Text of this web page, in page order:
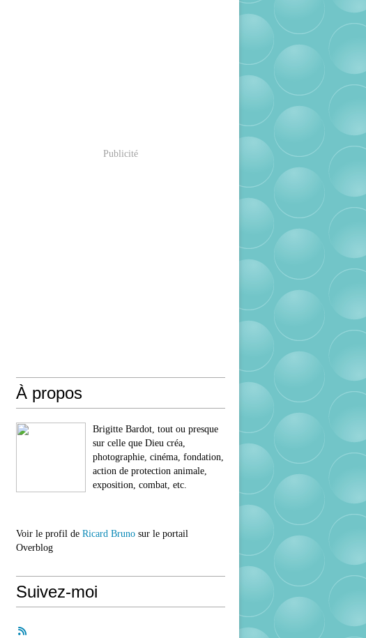
Publicité
À propos
Brigitte Bardot, tout ou presque
sur celle que Dieu créa,
photographie, cinéma, fondation,
action de protection animale,
exposition, combat, etc.
Voir le profil de Ricard Bruno sur le portail
Overblog
Suivez-moi